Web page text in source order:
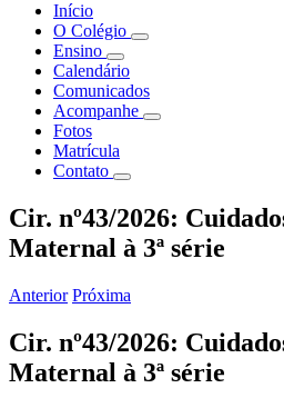
Início
O Colégio
Ensino
Calendário
Comunicados
Acompanhe
Fotos
Matrícula
Contato
Cir. nº43/2026:
Maternal à 3ª série
Anterior Próxima
Cir. nº43/2026:
Maternal à 3ª série